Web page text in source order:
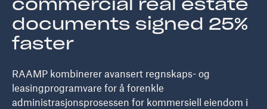
commercial real estate
documents signed 25%
faster
RAAMP kombinerer avansert regnskaps- og
leasingprogramvare for å forenkle
administrasjonsprosessen for kommersiell eiendom i